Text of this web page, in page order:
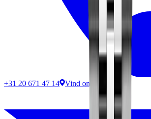
+31 20 671 47 14 Vind ons